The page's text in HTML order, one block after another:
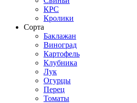
КРС
Кролики
Сорта
Баклажан
Виноград
Картофель
Клубника
Лук
Огурцы
Перец
Томаты